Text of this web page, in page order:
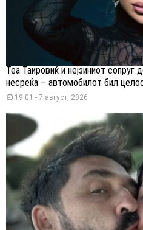
Теа Таировиќ и нејзиниот сопруг
несреќа – автомобилот бил
19:01 - 7 август, 2026